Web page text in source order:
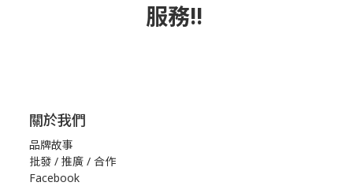
服務!!
關於我們
品牌故事
批發 / 推廣 / 合作
Facebook